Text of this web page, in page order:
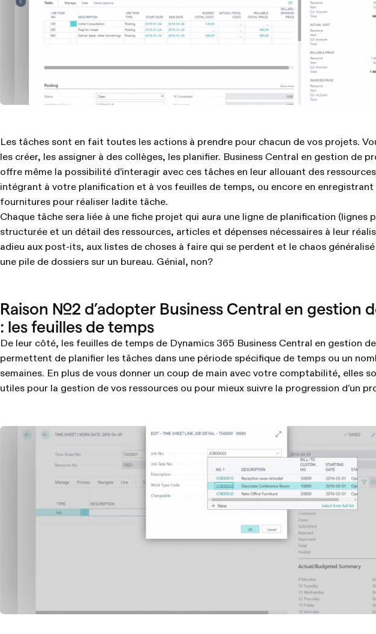
Les tâches sont en fait toutes les actions à prendre pour chacun de vos projets.
les créer, les assigner à des collèges, les planifier. Business Central en gestion de
offre même la possibilité d’interagir avec ces tâches en leur allouant des
intégrant à votre planification et à vos feuilles de temps, ou encore en enregistrant
fournitures pour réaliser ladite tâche.
Chaque tâche sera liée à une fiche projet qui aura une ligne de planification (lignes
structurée et un détail des ressources, articles et dépenses nécessaires à leur
adieu aux post-its, aux listes de choses à faire qui se perdent et le chaos
une pile de dossiers sur un bureau. Génial, non?
Raison №2 d’adopter Business Central en gestion
: les feuilles de temps
De leur côté, les feuilles de temps de Dynamics 365 Business Central en gestion
permettent de planifier les tâches dans une période spécifique de temps ou un
semaines. En plus de vous donner un coup de main avec votre comptabilité, elles
utiles pour la gestion de vos ressources ou pour mieux suivre la progression d’un